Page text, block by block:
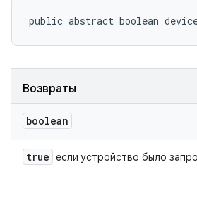
public abstract boolean
Возвраты
boolean
true если устройство было